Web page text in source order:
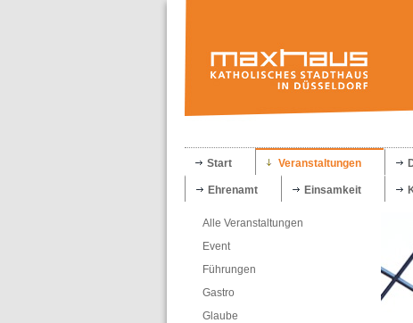
Start Veranstaltungen
Ehrenamt Einsamkeit
Alle Veranstaltungen
Event
Führungen
Gastro
Glaube